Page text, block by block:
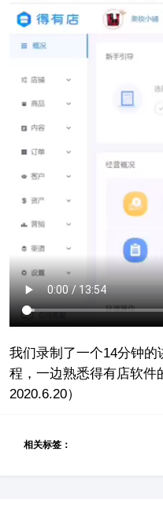
我们录制了一个14分钟
程，一边熟悉得有店软件
2020.6.20）
相关标签：